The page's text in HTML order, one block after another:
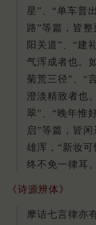
星”、“单车普
路”等篇，皆
阳关道”、“建
气浑成者也。
菊荒三径”、“
澄淡精致者也
翠”、“晚年惟
启”等篇，皆
雄浑，“新妆可
终不免一律耳。
《诗源辨体》
摩诘七言律亦